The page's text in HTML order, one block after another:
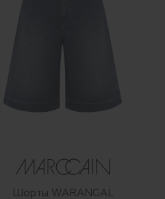
Шорты WARANGAL